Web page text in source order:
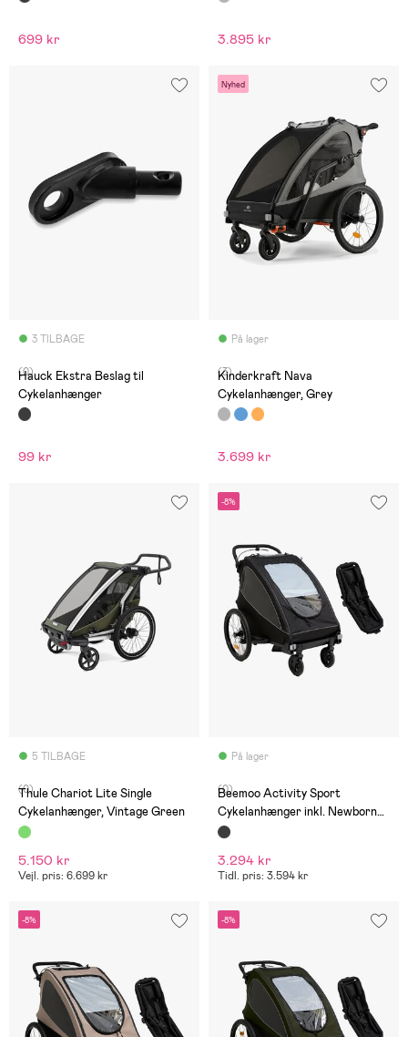
699 kr 3.895 kr
3 TILBAGE
(0)
Hauck Ekstra Beslag til
Cykelanhænger
99 kr
Nyhed
På lager
(3)
Kinderkraft Nava
Cykelanhænger, Grey
3.699 kr
5 TILBAGE
(0)
Thule Chariot Lite Single
Cykelanhænger, Vintage Green
5.150 kr
Vejl. pris: 6.699 kr
-8%
På lager
(0)
Beemoo Activity Sport
Cykelanhænger inkl. Newborn
Set, Black
3.294 kr
Tidl. pris: 3.594 kr
-8% -8%